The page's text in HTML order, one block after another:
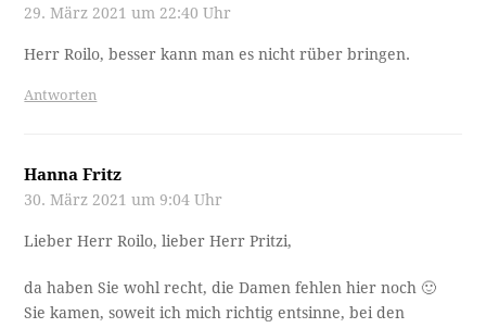
29. März 2021 um 22:40 Uhr
Herr Roilo, besser kann man es nicht rüber bringen.
Antworten
Hanna Fritz
30. März 2021 um 9:04 Uhr
Lieber Herr Roilo, lieber Herr Pritzi,
da haben Sie wohl recht, die Damen fehlen hier noch 🙂
Sie kamen, soweit ich mich richtig entsinne, bei den